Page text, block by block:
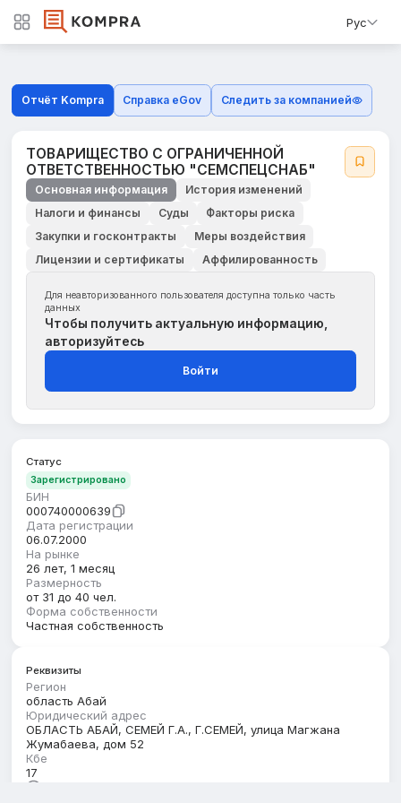
Рус
Отчёт Kompra Справка eGov Следить за компанией
ТОВАРИЩЕСТВО С ОГРАНИЧЕННОЙ
ОТВЕТСТВЕННОСТЬЮ "СЕМСПЕЦСНАБ"
Основная информация
История изменений
Налоги и финансы
Суды
Факторы риска
Закупки и госконтракты
Меры воздействия
Лицензии и сертификаты
Аффилированность
Для неавторизованного пользователя доступна только часть
данных
Чтобы получить актуальную информацию,
авторизуйтесь
Войти
Статус
Зарегистрировано
БИН
000740000639
Дата регистрации
06.07.2000
На рынке
26 лет, 1 месяц
Размерность
от 31 до 40 чел.
Форма собственности
Частная собственность
Реквизиты
Регион
область Абай
Юридический адрес
ОБЛАСТЬ АБАЙ, СЕМЕЙ Г.А., Г.СЕМЕЙ, улица Магжана
Жумабаева, дом 52
Кбе
17